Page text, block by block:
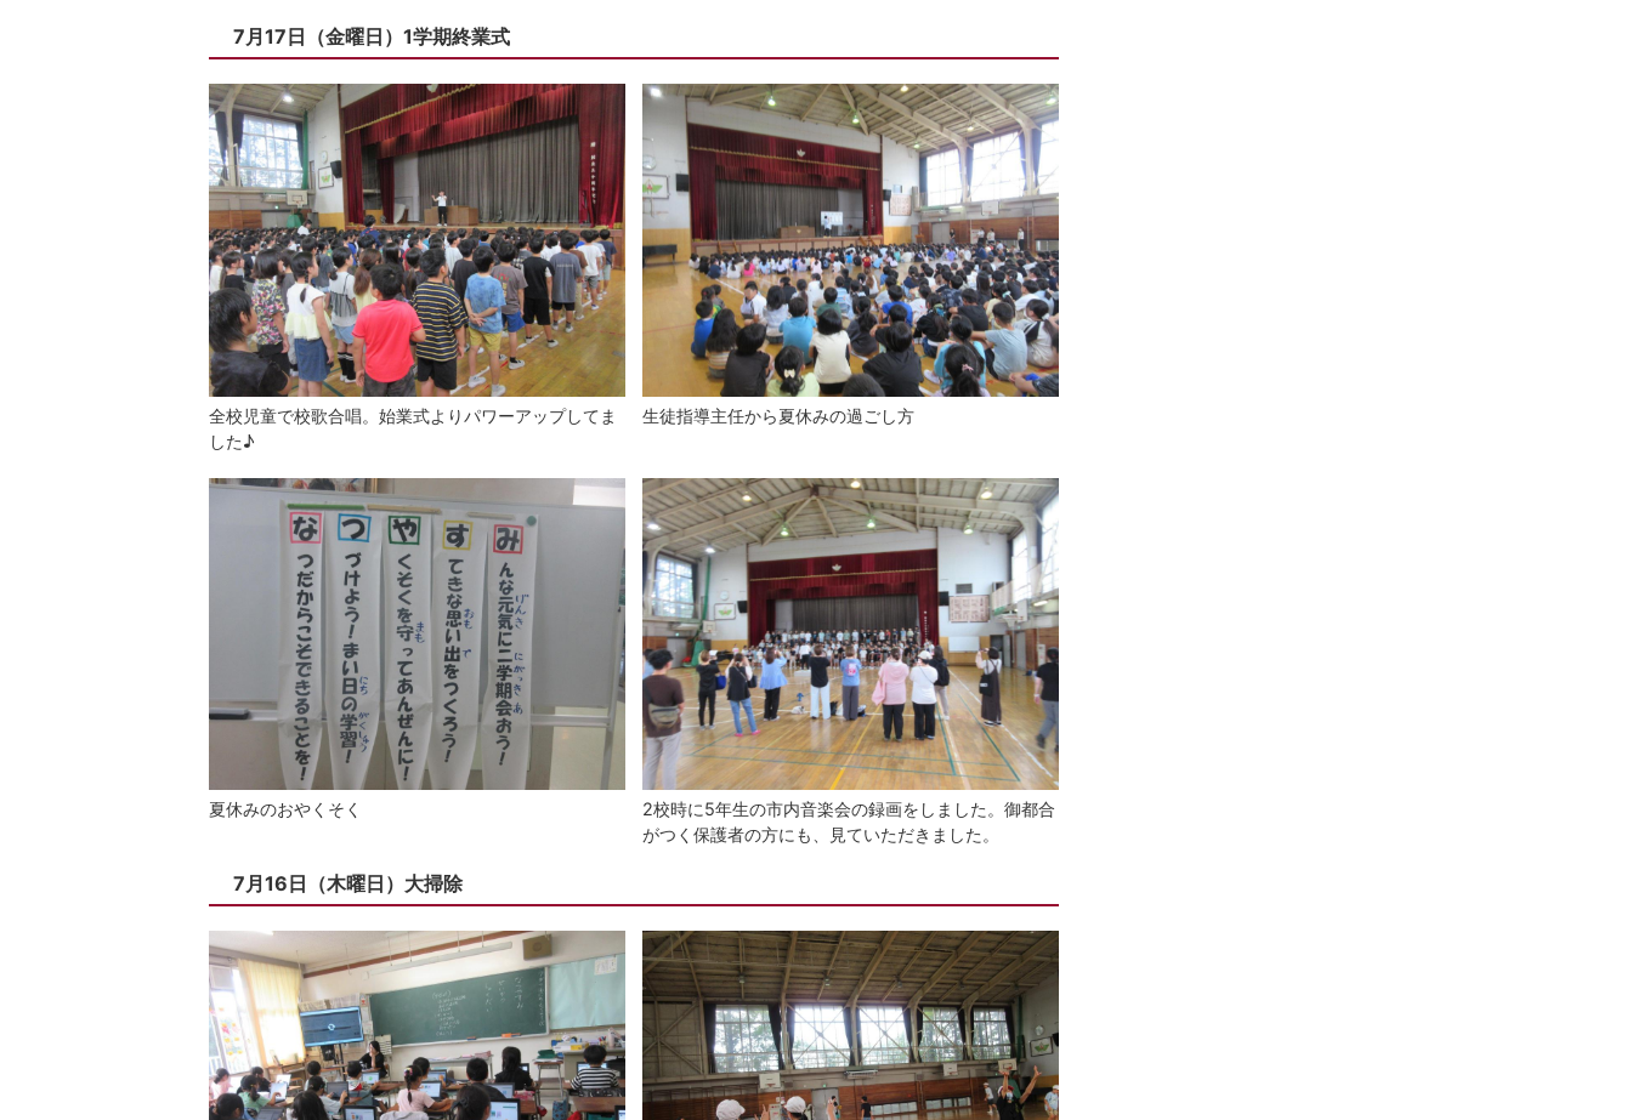
7月17日（金曜日）1学期終業式
全校児童で校歌合唱。始業式よりパワーアップしてま
した♪
生徒指導主任から夏休みの過ごし方
夏休みのおやくそく
2校時に5年生の市内音楽会の録画をしました。御都合
がつく保護者の方にも、見ていただきました。
7月16日（木曜日）大掃除